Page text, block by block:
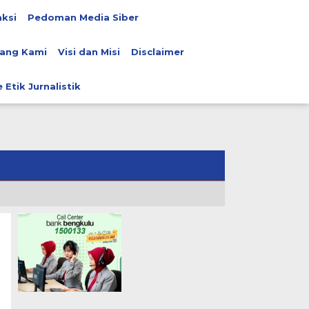
Pedoman Media Siber
Kami Visi dan Misi Disclaimer
Etik Jurnalistik